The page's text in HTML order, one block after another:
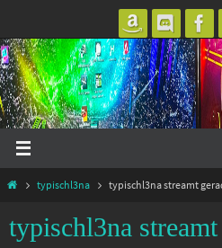
Inhalt
springen
Starttypischl3na typischl3na streamt
typischl3na